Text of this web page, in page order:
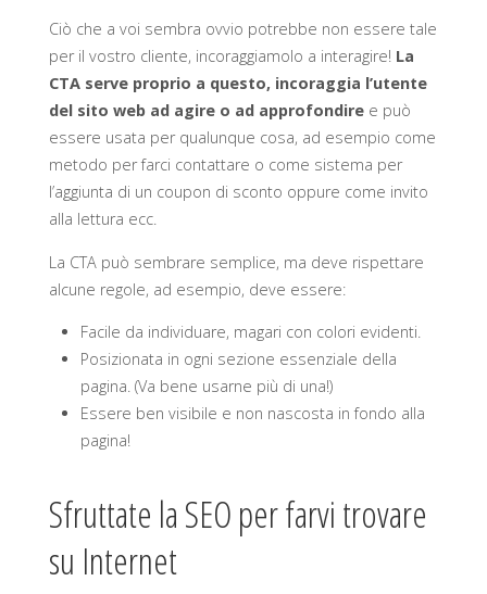
Ciò che a voi sembra ovvio potrebbe non essere tale
per il vostro cliente, incoraggiamolo a interagire! La
CTA serve proprio a questo, incoraggia l’utente
del sito web ad agire o ad approfondiree può
essere usata per qualunque cosa, ad esempio come
metodo per farci contattare o come sistema per
l’aggiunta di un coupon di sconto oppure come invito
alla lettura ecc.
La CTA può sembrare semplice, ma deve rispettare
alcune regole, ad esempio, deve essere:
Facile da individuare, magari con colori evidenti.
Posizionata in ogni sezione essenziale della
pagina. (Va bene usarne più di una!)
Essere ben visibile e non nascosta in fondo alla
pagina!
Sfruttate la SEO per farvi trovare
su Internet